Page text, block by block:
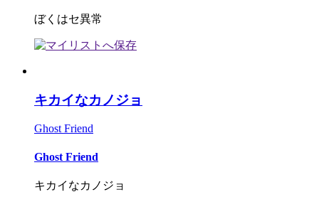
ぼくはセ異常
キカイなカノジョ
Ghost Friend
Ghost Friend
キカイなカノジョ